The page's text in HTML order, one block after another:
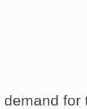
demand for